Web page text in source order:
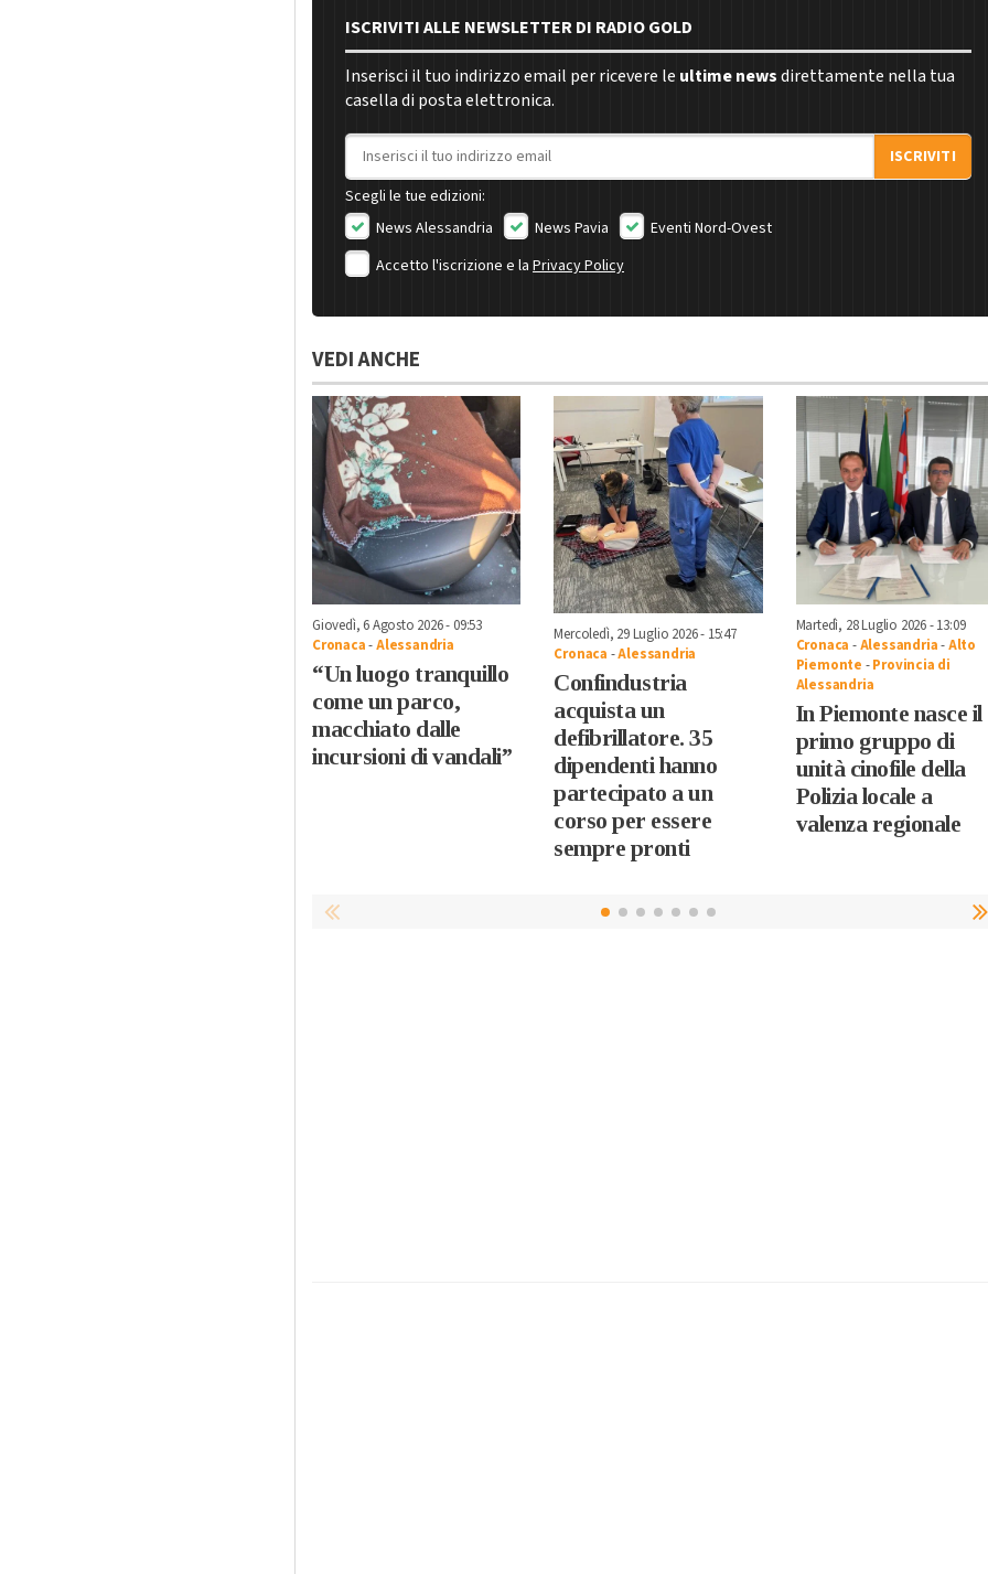
ISCRIVITI ALLE NEWSLETTER DI RADIO GOLD
Inserisci il tuo indirizzo email per ricevere le ultime newsdirettamente nella tua
casella di posta elettronica.
Indirizzo email
ISCRIVITI
Scegli le tue edizioni:
News Alessandria
News Pavia
Eventi Nord-Ovest
Accetto l'iscrizione e la Privacy Policy
VEDI ANCHE
Giovedì, 6 Agosto 2026 - 09:53
Cronaca-Alessandria
“Un luogo tranquillo
come un parco,
macchiato dalle
incursioni di vandali”
Mercoledì, 29 Luglio 2026 - 15:47
Cronaca -Alessandria
Confindustria
acquista un
defibrillatore. 35
dipendenti hanno
partecipato a un
corso per essere
sempre pronti
Martedì, 28 Luglio 2026 - 13:09
Cronaca -Alessandria-Alto
Piemonte -Provincia di
Alessandria
In Piemonte nasce il
primo gruppo di
unità cinofile della
Polizia locale a
valenza regionale